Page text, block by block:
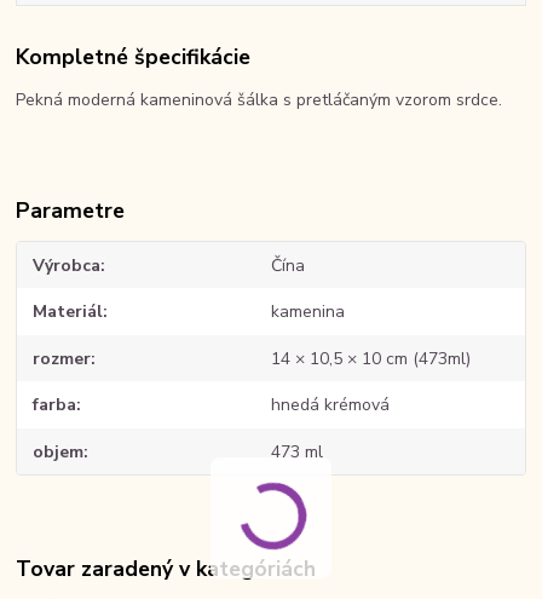
Kompletné špecifikácie
Pekná moderná kameninová šálka s pretláčaným vzorom srdce.
Parametre
Výrobca Čína
Materiál kamenina
rozmer 14 × 10,5 × 10 cm (473ml)
farba hnedá krémová
objem 473 ml
Tovar zaradený v kategóriách